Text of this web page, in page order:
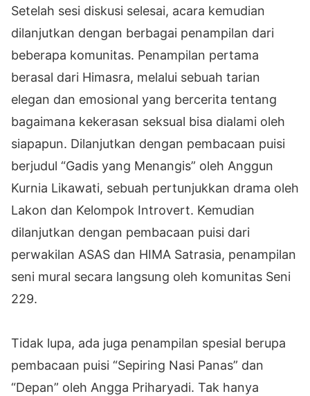
Setelah sesi diskusi selesai, acara kemudian
dilanjutkan dengan berbagai penampilan dari
beberapa komunitas. Penampilan pertama
berasal dari Himasra, melalui sebuah tarian
elegan dan emosional yang bercerita tentang
bagaimana kekerasan seksual bisa dialami oleh
siapapun. Dilanjutkan dengan pembacaan puisi
berjudul “Gadis yang Menangis” oleh Anggun
Kurnia Likawati, sebuah pertunjukkan drama oleh
Lakon dan Kelompok Introvert. Kemudian
dilanjutkan dengan pembacaan puisi dari
perwakilan ASAS dan HIMA Satrasia, penampilan
seni mural secara langsung oleh komunitas Seni
229.
Tidak lupa, ada juga penampilan spesial berupa
pembacaan puisi “Sepiring Nasi Panas” dan
“Depan” oleh Angga Priharyadi. Tak hanya